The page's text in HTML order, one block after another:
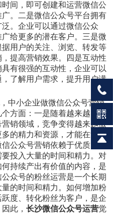
间，即可创建和运营微信公
。二是微信公众号平台拥有
。企业可以通过微信公众
给更多的潜在客户。三是微
用户的关注、浏览、转发等
提高营销效果。四是互动性
有很强的互动性，企业可以
了解用户需求，提升用户满
中小企业做微信公众号营销
方面：一是随着越来越多的
销领域，竞争变得越来越激
的精力和资源，才能在竞争
公众号营销依赖于优质的内
投入大量的时间和精力。对
持续产出有价值的内容，是
众号的粉丝运营是一个长期
的时间和精力。如何增加粉
度、转化粉丝为客户，是企
此， 长沙微信公众号运营觉